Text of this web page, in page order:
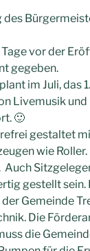
vor der
gegeben.
im Juli, das
Livemusik
🙂
gestaltet
wie
gestellt
Gemeinde
Die
die